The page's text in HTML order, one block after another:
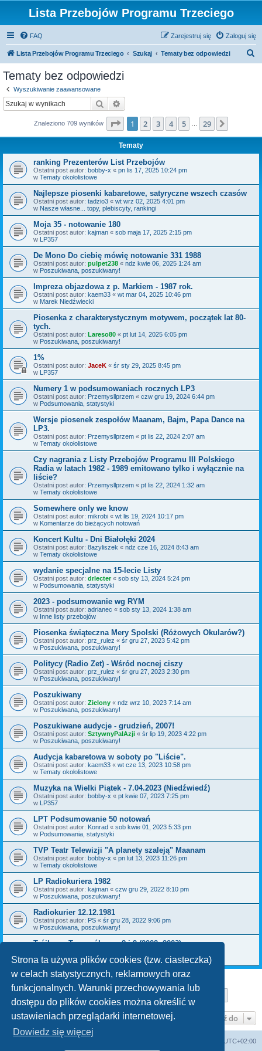
Strona ta używa plików cookies (tzw. ciasteczka)
w celach statystycznych, reklamowych oraz
funkcjonalnych. Warunki przechowywania lub
dostępu do plików cookies można określić w
ustawieniach przeglądarki internetowej.
Dowiedz się więcej
Lista Przebojów Programu Trzeciego
FAQ Zaloguj się
Zarejestruj się
Lista Przebojów Programu Trzeciego Szukaj Tematy bez odpowiedzi
Tematy bez odpowiedzi
Wyszukiwanie zaawansowane
Szukaj
Znaleziono 709 wyników Strona z29
1 2 3 4 5 29
Tematy
ranking Prezenterów List Przebojów
Ostatni post autor: bobby-x « pn lis 17, 2025 10:24 pm
w Tematy okołolistowe
Najlepsze piosenki kabaretowe, satyryczne wszech czasów
Ostatni post autor: tadzio3 « wt wrz 02, 2025 4:01 pm
w Nasze własne... topy, plebiscyty, rankingi
Moja 35 - notowanie 180
Ostatni post autor: kajman « sob maja 17, 2025 2:15 pm
w LP357
De Mono Do ciebię mówię notowanie 331 1988
Ostatni post autor: pulpet238 « ndz kwie 06, 2025 1:24 am
w Poszukiwana, poszukiwany!
Impreza objazdowa z p. Markiem - 1987 rok.
Ostatni post autor: kaem33 « wt mar 04, 2025 10:46 pm
w Marek Niedźwiecki
Piosenka z charakterystycznym motywem, początek lat 80-
tych.
Ostatni post autor: Lareso80 « pt lut 14, 2025 6:05 pm
w Poszukiwana, poszukiwany!
1%
Ostatni post autor: JaceK « śr sty 29, 2025 8:45 pm
w LP357
Numery 1 w podsumowaniach rocznych LP3
Ostatni post autor: Przemysllprzem « czw gru 19, 2024 6:44 pm
w Podsumowania, statystyki
Wersje piosenek zespołów Maanam, Bajm, Papa Dance na
LP3.
Ostatni post autor: Przemysllprzem « pt lis 22, 2024 2:07 am
w Tematy okołolistowe
Czy nagrania z Listy Przebojów Programu III Polskiego
Radia w latach 1982 - 1989 emitowano tylko i wyłącznie na
liście?
Ostatni post autor: Przemysllprzem « pt lis 22, 2024 1:32 am
w Tematy okołolistowe
Somewhere only we know
Ostatni post autor: mikrobi « wt lis 19, 2024 10:17 pm
w Komentarze do bieżących notowań
Koncert Kultu - Dni Białołęki 2024
Ostatni post autor: 8azyliszek « ndz cze 16, 2024 8:43 am
w Tematy okołolistowe
wydanie specjalne na 15-lecie Listy
Ostatni post autor: drlecter« sob sty 13, 2024 5:24 pm
w Podsumowania, statystyki
2023 - podsumowanie wg RYM
Ostatni post autor: adrianec « sob sty 13, 2024 1:38 am
w Inne listy przebojów
Piosenka świąteczna Mery Spolski (Różowych Okularów?)
Ostatni post autor: prz_rulez « śr gru 27, 2023 5:42 pm
w Poszukiwana, poszukiwany!
Politycy (Radio Zet) - Wśród nocnej ciszy
Ostatni post autor: prz_rulez « śr gru 27, 2023 2:30 pm
w Poszukiwana, poszukiwany!
Poszukiwany
Ostatni post autor: Zielony « ndz wrz 10, 2023 7:14 am
w Poszukiwana, poszukiwany!
Poszukiwane audycje - grudzień, 2007!
Ostatni post autor: SztywnyPalAzji « śr lip 19, 2023 4:22 pm
w Poszukiwana, poszukiwany!
Audycja kabaretowa w soboty po "Liście".
Ostatni post autor: kaem33 « wt cze 13, 2023 10:58 pm
w Tematy okołolistowe
Muzyka na Wielki Piątek - 7.04.2023 (Niedźwiedź)
Ostatni post autor: bobby-x « pt kwie 07, 2023 7:25 pm
w LP357
LPT Podsumowanie 50 notowań
Ostatni post autor: Konrad « sob kwie 01, 2023 5:33 pm
w Podsumowania, statystyki
TVP Teatr Telewizji "A planety szaleją" Maanam
Ostatni post autor: bobby-x « pn lut 13, 2023 11:26 pm
w Tematy okołolistowe
LP Radiokuriera 1982
Ostatni post autor: kajman « czw gru 29, 2022 8:10 pm
w Poszukiwana, poszukiwany!
Radiokurier 12.12.1981
Ostatni post autor: PS « śr gru 28, 2022 9:06 pm
w Poszukiwana, poszukiwany!
Trójkowy Top ogólny nr 8 i 9 (2002, 2003)
w Poszukiwana, poszukiwany!
Znaleziono 709 wyników Strona 1z 29
3
Przejdź do
UTC+02:00